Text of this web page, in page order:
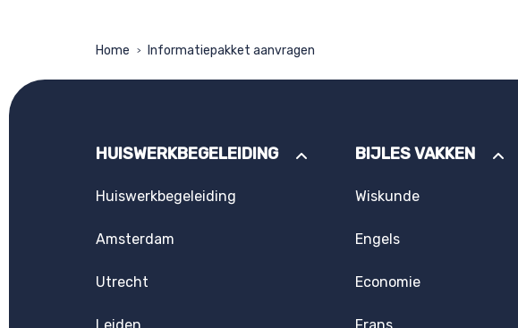
Home > Informatiepakket aanvragen
HUISWERKBEGELEIDING
Huiswerkbegeleiding
Amsterdam
Utrecht
BIJLES VAKKEN
Wiskunde
Engels
Economie